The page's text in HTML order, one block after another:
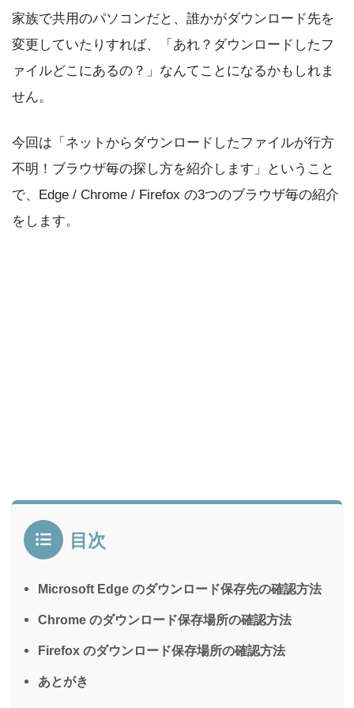
家族で共用のパソコンだと、誰かがダウンロード先を
変更していたりすれば、「あれ？ダウンロードしたフ
ァイルどこにあるの？」なんてことになるかもしれま
せん。
今回は「ネットからダウンロードしたファイルが行方
不明！ブラウザ毎の探し方を紹介します」ということ
で、Edge / Chrome / Firefox の3つのブラウザ毎の紹介
をします。
目次
Microsoft Edge のダウンロード保存先の確認方法
Chrome のダウンロード保存場所の確認方法
Firefox のダウンロード保存場所の確認方法
あとがき